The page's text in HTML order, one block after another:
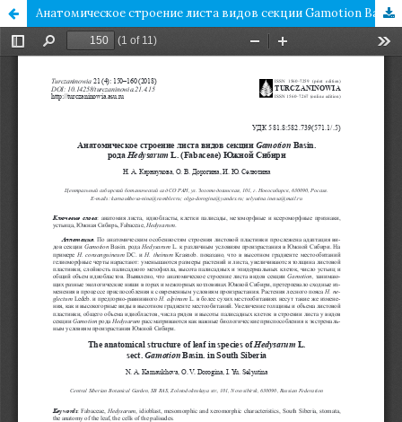
Анатомическое строение листа видов секции Gamotion Basin. рода Hedysarum L. (Fabaceae) Южной Сибири